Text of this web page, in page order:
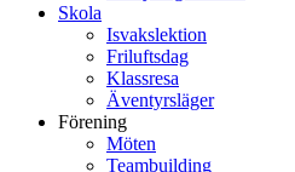
Skola
Isvakslektion
Friluftsdag
Klassresa
Äventyrsläger
Förening
Möten
Teambuilding